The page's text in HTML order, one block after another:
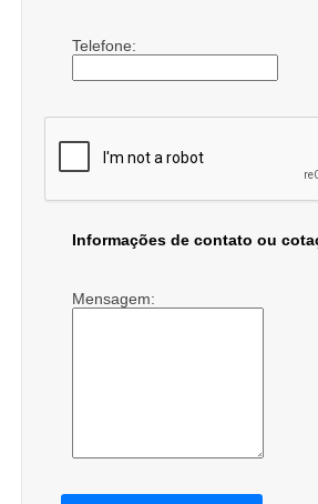
Telefone:
Informações de contato ou
Mensagem: